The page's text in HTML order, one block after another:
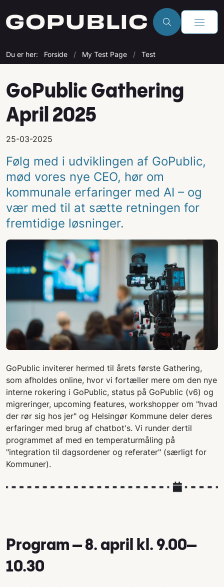
Du er her: Forside My Test Page Test
GoPublic Gathering
April 2025
25-03-2025
Følg med i udviklingen af GoPublic,
mød vores nye CEO, hør om
kommunale erfaringer med AI – og
vær med til at sætte retningen for
fremtidige løsninger.
GoPublic inviterer hermed til årets første Gathering,
som afholdes online, hvor vi fortæller mere om den nye
interne rokering i GoPublic, status på GoPublic (v6) og
migreringer, upcoming features, workshopper om "hvad
der rør sig hos jer" og Helsingør Kommune deler deres
erfaringer med brug af chatbot's. Vi runder dertil
programmet af med en temperaturmåling på
"integration til dagsordener og referater" (særligt for
Kommuner).
Program – 8. april kl. 9.00–
10.30